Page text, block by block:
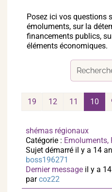
Posez ici vos questions
émoluments, sur la
financements publics,
éléments économiques.
10
11
12
19
shémas régionaux
Catégorie : Emoluments,
Sujet démarré il y a 14
boss196271
Dernier message il y a
parcoz22